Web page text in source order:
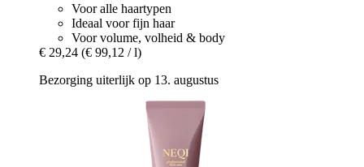
Voor alle haartypen
Ideaal voor fijn haar
Voor volume, volheid & body
€ 29,24 (€ 99,12 / l)
Bezorging uiterlijk op 13. augustus